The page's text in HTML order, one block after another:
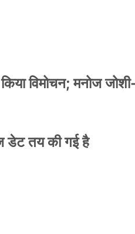
किया विमोचन; मनोज
डेट तय की गई है